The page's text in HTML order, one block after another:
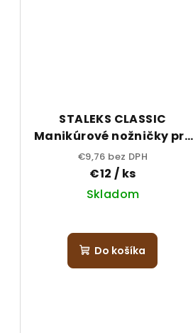
STALEKS CLASSIC
Manikúrové nožničky pre
deti 32-1
€9,76 bez DPH
€12 / ks
Skladom
Do košíka